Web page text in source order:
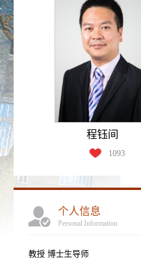
程钰间
1093
个人信息
Personal Information
教授 博士生导师